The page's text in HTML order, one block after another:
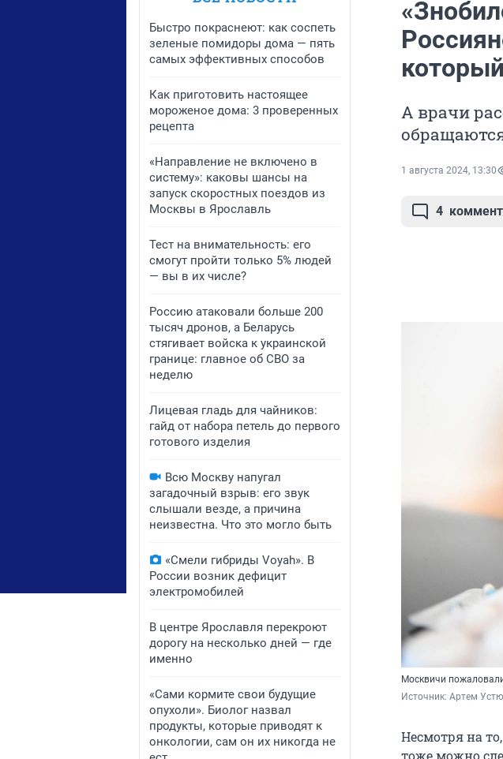
Быстро покраснеют: как соспеть
зеленые помидоры дома — пять
самых эффективных способов
Как приготовить настоящее
мороженое дома: 3 проверенных
рецепта
«Направление не включено в
систему»: каковы шансы на
запуск скоростных поездов из
Москвы в Ярославль
Тест на внимательность: его
смогут пройти только 5% людей
— вы в их числе?
Россию атаковали больше 200
тысяч дронов, а Беларусь
стягивает войска к украинской
границе: главное об СВО за
неделю
Лицевая гладь для чайников:
гайд от набора петель до первого
готового изделия
Всю Москву напугал
загадочный взрыв: его звук
слышали везде, а причина
неизвестна. Что это могло быть
«Смели гибриды Voyah». В
России возник дефицит
электромобилей
В центре Ярославля перекроют
дорогу на несколько дней — где
именно
«Сами кормите свои будущие
опухоли». Биолог назвал
продукты, которые приводят к
онкологии, сам он их никогда не
А врачи
1 августа 2024, 13:30
4
Москвичи
Источник: Артем
Несмотря на
тоже можно